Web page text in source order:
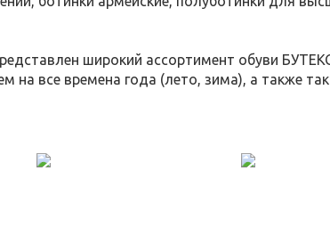
широкий ассортимент обуви
на все времена года (лето, зима), а также